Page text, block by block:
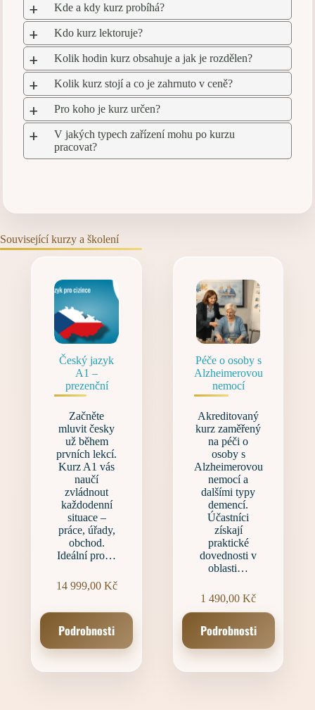
a Kde a kdy kurz probíhá?
a Kdo kurz lektoruje?
a Kolik hodin kurz obsahuje a jak je rozdělen?
a Kolik kurz stojí a co je zahrnuto v ceně?
a Pro koho je kurz určen?
a
V jakých typech zařízení mohu po kurzu
pracovat?
Související kurzy a školení
Český jazyk
A1 –
prezenční
Začněte
mluvit česky
už během
prvních lekcí.
Kurz A1 vás
naučí
zvládnout
každodenní
situace –
práce, úřady,
obchod.
Ideální pro…
14 999,00 Kč
Podrobnosti
Péče o osoby s
Alzheimerovou
nemocí
Akreditovaný
kurz zaměřený
na péči o
osoby s
Alzheimerovou
nemocí a
dalšími typy
demencí.
Účastníci
získají
praktické
dovednosti v
oblasti…
1 490,00Kč
Podrobnosti